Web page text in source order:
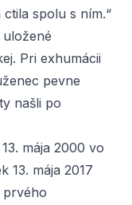
spolu s ním.“
Pri exhumácii
pevne
našli po
mája 2000 vo
13. mája 2017
prvého